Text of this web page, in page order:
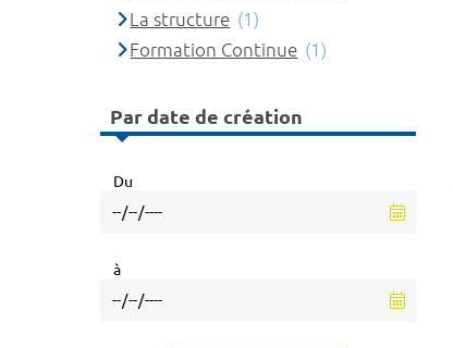
La structure (1)
Formation Continue (1)
Par date de création
Du
à